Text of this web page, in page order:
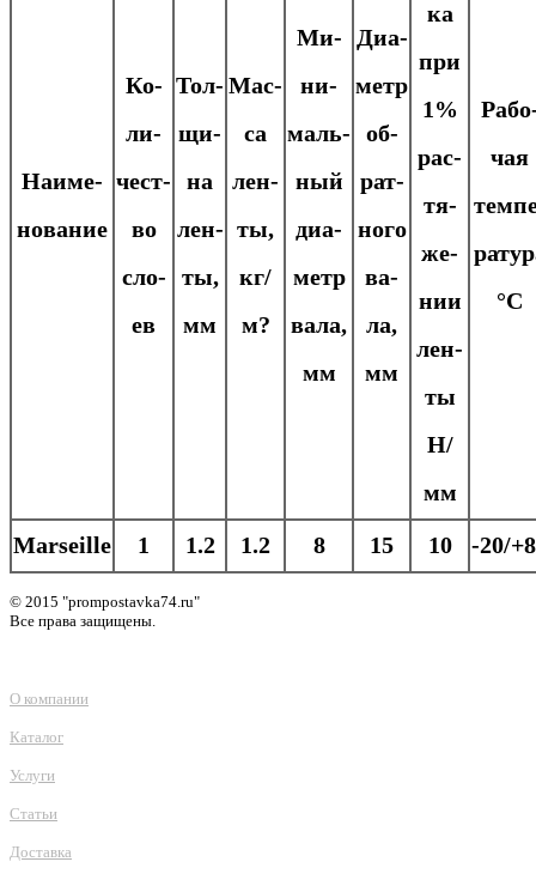
Наи­ме­
но­ва­ние
Ко­
ли­
чест­
во
сло­
ев
Тол­
щи­
на
лен­
ты,
мм
Мас­
са
лен­
ты,
кг/
м?
Ми­
ни­
маль­
ный
диа­
метр
ва­ла,
мм
Диа­
метр
об­
рат­
но­го
ва­
ла,
мм
ка
при
1%
рас­
тя­
же­
нии
лен­
ты
Н/
мм
чая
°С
Marseille 1 1.2 1.2 8 15 10 -20/
© 2015 "prompostavka74.ru"
Все права защищены.
О компании
Каталог
Услуги
Статьи
Доставка